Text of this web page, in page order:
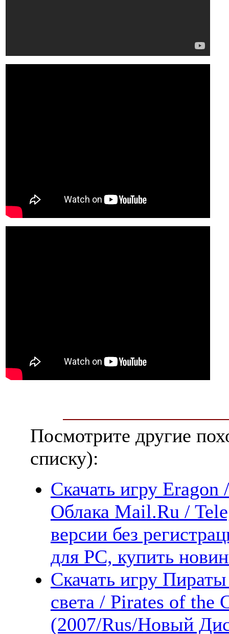
Посмотрите другие
списку):
Скачать игру
Облака Mail.Ru /
версии без
для PC, купить
Скачать игру
света / Pirates of the
(2007/Rus/Новый